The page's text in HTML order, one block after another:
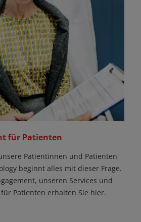
für Patienten
Patientinnen und Patienten
beginnt alles mit dieser Frage.
unseren Services und
Patienten erhalten Sie hier.